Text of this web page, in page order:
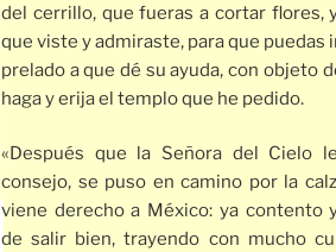
del cerrillo, que fueras a cortar flores,
que viste y admiraste, para que puedas
prelado a que dé su ayuda, con objeto
haga y erija el templo que he pedido.
«Después que la Señora del Cielo
consejo, se puso en camino por la
viene derecho a México: ya contento
de salir bien, trayendo con mucho